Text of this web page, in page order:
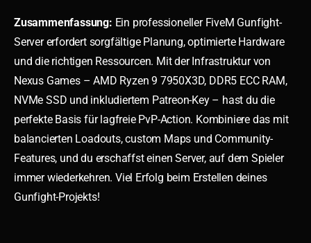
Zusammenfassung: Ein professioneller FiveM Gunfight-
Server erfordert sorgfältige Planung, optimierte Hardware
und die richtigen Ressourcen. Mit der Infrastruktur von
Nexus Games – AMD Ryzen 9 7950X3D, DDR5 ECC RAM,
NVMe SSD und inkludiertem Patreon-Key – hast du die
perfekte Basis für lagfreie PvP-Action. Kombiniere das mit
balancierten Loadouts, custom Maps und Community-
Features, und du erschaffst einen Server, auf dem Spieler
immer wiederkehren. Viel Erfolg beim Erstellen deines
Gunfight-Projekts!